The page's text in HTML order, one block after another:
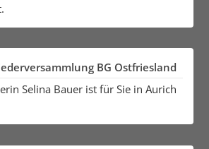
BG Ostfriesland
Selina Bauer ist für Sie in Aurich